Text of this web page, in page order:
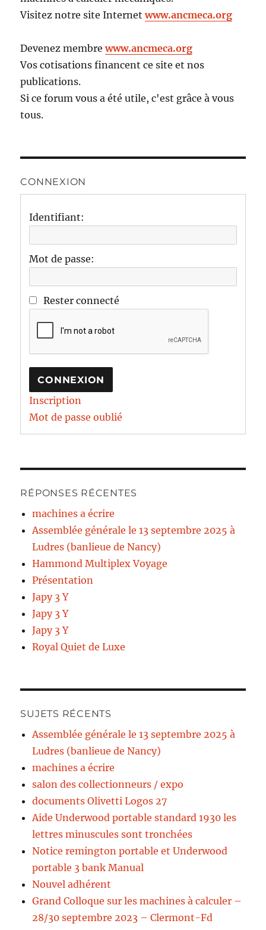
Visitez notre site Internetwww.ancmeca.org
Devenez membrewww.ancmeca.org
Vos cotisations financent ce site et nos
publications.
Si ce forum vous a été utile, c'est grâce à vous
tous.
CONNEXION
Identifiant:
Mot de passe:
Rester connecté
CONNEXION
Inscription
Mot de passe oublié
RÉPONSES RÉCENTES
machines a écrire
Assemblée générale le 13 septembre 2025 à
Ludres (banlieue de Nancy)
Hammond Multiplex Voyage
Présentation
Japy 3 Y
Japy 3 Y
Japy 3 Y
Royal Quiet de Luxe
SUJETS RÉCENTS
Assemblée générale le 13 septembre 2025 à
Ludres (banlieue de Nancy)
machines a écrire
salon des collectionneurs / expo
documents Olivetti Logos 27
Aide Underwood portable standard 1930 les
lettres minuscules sont tronchées
Notice remington portable et Underwood
portable 3 bank Manual
Nouvel adhérent
Grand Colloque sur les machines à calculer –
28/30 septembre 2023 – Clermont-Fd